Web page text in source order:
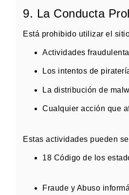
9. La Conducta
Está prohibido utilizar el
Actividades
Los intentos de
La distribución de
Cualquier acción que
Estas actividades pueden
18 Código de los
Fraude y Abuso